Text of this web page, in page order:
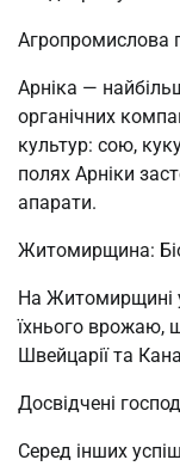
Агропромислова
Арніка —
органічних
культур: сою,
полях Арніки
апарати.
Житомирщина:
На Житомирщині
їхнього врожаю,
Швейцарії та
Досвідчені
Серед інших